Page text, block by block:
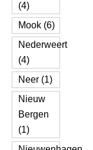
(4)
Mook (6)
Nederweert
(4)
Neer (1)
Nieuw
Bergen
(1)